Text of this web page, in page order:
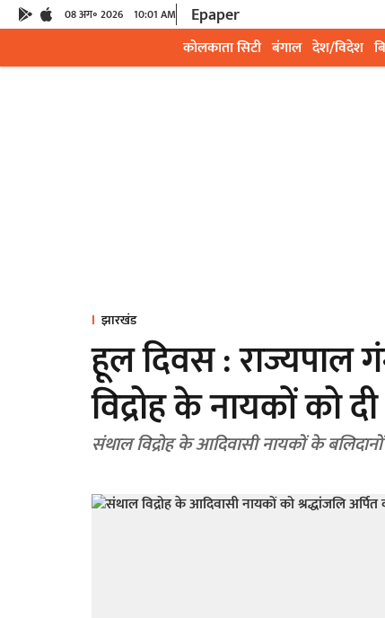
08 अग॰ 2026 10:01 AM Epaper
कोलकाता सिटी बंगाल देश/विदेश
झारखंड
हूल दिवस : राज्यपाल
विद्रोह के नायकों को
संथाल विद्रोह के आदिवासी नायकों के